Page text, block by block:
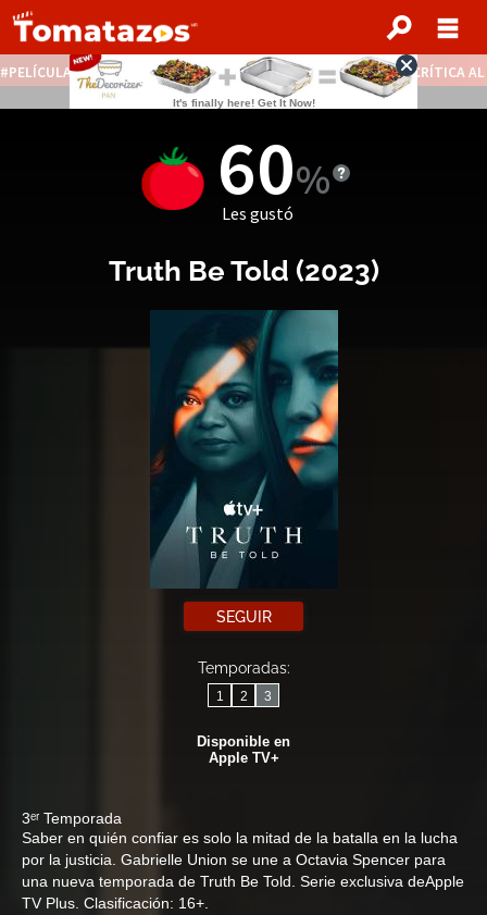
PELÍCULAS STREAMING GRATIS NOTICIAS DESTACADAS CRÍTICA
60
Les gustó
Truth Be Told (2023)
SEGUIR
Temporadas:
1 2 3
Disponible en
Apple TV+
3ᵉʳ Temporada
Saber en quién confiar es solo la mitad de la batalla en la lucha
por la justicia. Gabrielle Union se une a Octavia Spencer para
una nueva temporada de Truth Be Told. Serie exclusiva deApple
TV Plus. Clasificación: 16+.